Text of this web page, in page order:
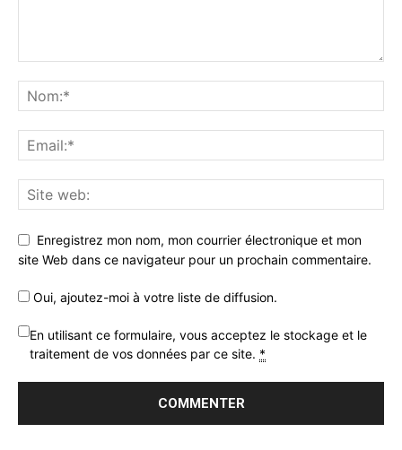
Enregistrez mon nom, mon courrier électronique et mon
site Web dans ce navigateur pour un prochain commentaire.
Oui, ajoutez-moi à votre liste de diffusion.
En utilisant ce formulaire, vous acceptez le stockage et le
traitement de vos données par ce site. *